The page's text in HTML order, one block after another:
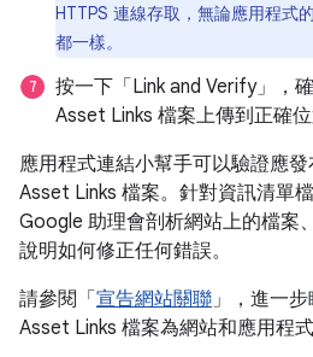
HTTPS 連線存取，無論應用程式
都一樣。
按一下「Link and Verify」
，
Asset Links 檔案上傳到正確位
應用程式連結小幫手可以驗證應
Asset Links 檔案。針對資訊清單
Google 助理會剖析網站上的檔案
說明如何修正任何錯誤。
請參閱「宣告網站關聯 」，進一
Asset Links 檔案為網站和應用程式